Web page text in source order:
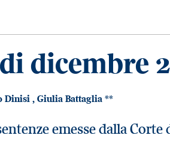
dicembre
Dinisi , Giulia Battaglia **
emesse dalla Corte